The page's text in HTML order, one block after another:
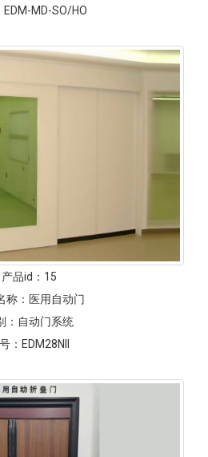
EDM-MD-SO/HO
产品id： 15
称： 医用自动门
： 自动门系统
： EDM28NII